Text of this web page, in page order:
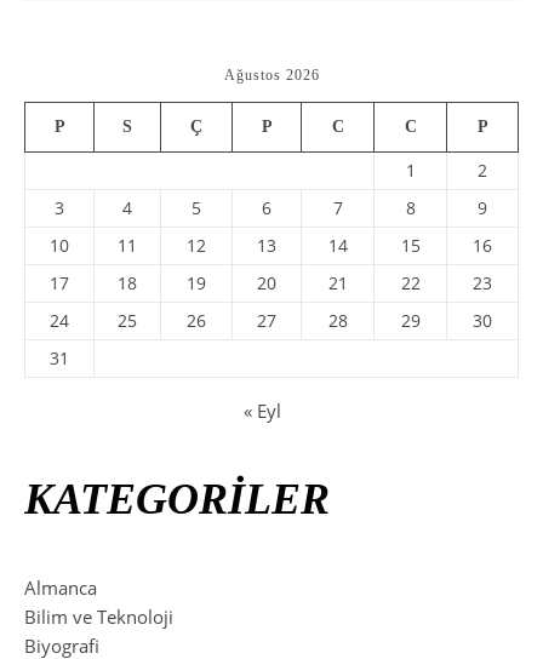
Ağustos 2026
P S Ç P C C P
1
2
3
4 5 6 7 8
9
10
11 12 13 14 15
16
17
18 19 20 21 22
23
24
25 26 27 28 29
30
31
« Eyl
KATEGORİLER
Almanca
Bilim ve Teknoloji
Biyografi